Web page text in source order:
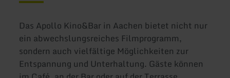
Das Apollo Kino&Bar in Aachen bietet nicht nur
ein abwechslungsreiches Filmprogramm,
sondern auch vielfältige Möglichkeiten zur
Entspannung und Unterhaltung. Gäste können